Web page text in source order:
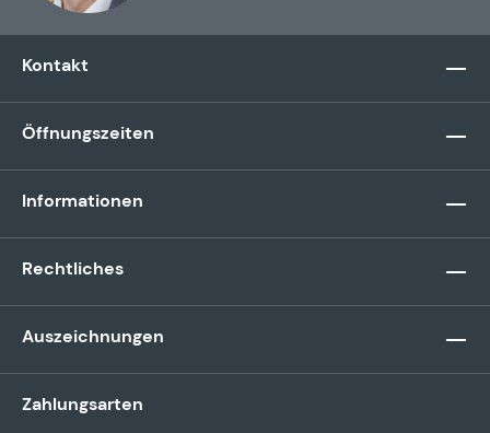
Kontakt
Öffnungszeiten
Informationen
Rechtliches
Auszeichnungen
Zahlungsarten